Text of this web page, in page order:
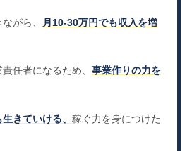
がら、
月10-30万円でも収入を増
責任者になるため、事業作りの力を
生きていける、稼ぐ力を身につけた